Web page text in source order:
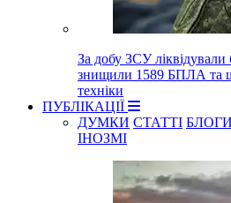
За добу ЗСУ ліквідували
знищили 1589 БПЛА та
техніки
ПУБЛІКАЦІЇ
ДУМКИ СТАТТІ БЛОГИ
ІНОЗМІ